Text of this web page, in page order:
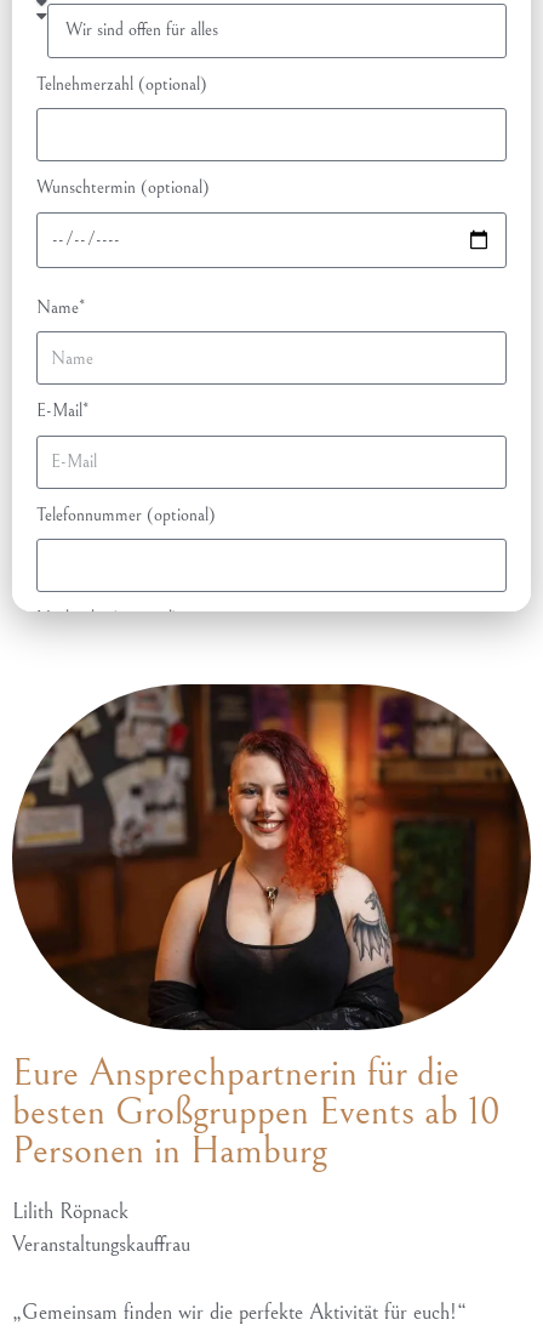
Telnehmerzahl (optional)
Wunschtermin (optional)
Name*
E-Mail*
Telefonnummer (optional)
Nachricht (optional)
100% kostenlos & unverbindlich anfragen
Absenden
Eure Ansprechpartnerin für die
besten Großgruppen Events ab 10
Personen in Hamburg
Lilith Röpnack
Veranstaltungskauffrau
„Gemeinsam finden wir die perfekte Aktivität für euch!“